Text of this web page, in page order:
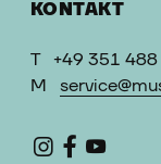
KONTAKT
T
+49 351
M